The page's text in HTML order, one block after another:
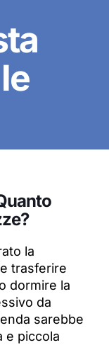
la
trasferire
dormire la
da
sarebbe
e piccola